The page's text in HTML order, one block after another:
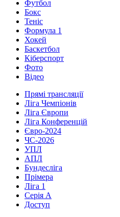
Футбол
Бокс
Теніс
Формула 1
Хокей
Баскетбол
Кіберспорт
Фото
Відео
Прямі трансляції
Ліга Чемпіонів
Ліга Європи
Ліга Конференцій
Євро-2024
ЧС-2026
УПЛ
АПЛ
Бундесліга
Прімера
Ліга 1
Серія А
Доступ